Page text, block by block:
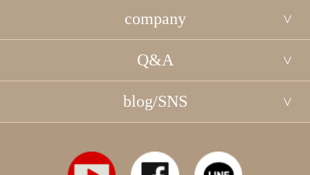
company
Q&A
blog/SNS